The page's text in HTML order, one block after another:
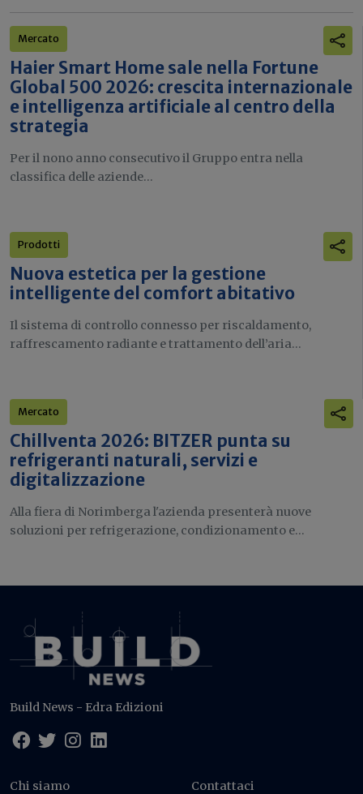
Mercato
Haier Smart Home sale nella Fortune
Global 500 2026: crescita internazionale
e intelligenza artificiale al centro della
strategia
Per il nono anno consecutivo il Gruppo entra nella
classifica delle aziende...
Prodotti
Nuova estetica per la gestione
intelligente del comfort abitativo
Il sistema di controllo connesso per riscaldamento,
raffrescamento radiante e trattamento dell’aria...
Mercato
Chillventa 2026: BITZER punta su
refrigeranti naturali, servizi e
digitalizzazione
Alla fiera di Norimberga l'azienda presenterà nuove
soluzioni per refrigerazione, condizionamento e...
Build News - Edra Edizioni
Chi siamo Contattaci